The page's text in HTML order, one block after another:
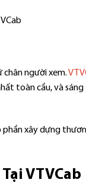
chân người xem.
toàn cầu, và
phần xây dựng
VTVCab